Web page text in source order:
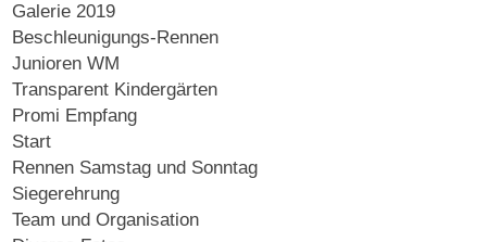
Galerie 2019
Beschleunigungs-Rennen
Junioren WM
Transparent Kindergärten
Promi Empfang
Start
Rennen Samstag und Sonntag
Siegerehrung
Team und Organisation